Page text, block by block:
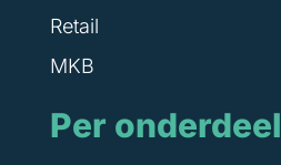
Retail
MKB
Per onderdeel